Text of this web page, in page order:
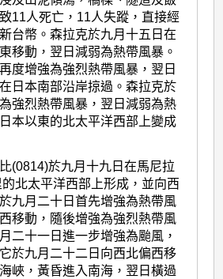
11人死亡，11人失蹤，直接經
台幣。森拉克於九月十五日在
移動，翌日減弱為熱帶風暴。
度增強為強烈熱帶風暴，翌日
日本南部沿岸掠過。森拉克於
強烈熱帶風暴，翌日減弱為熱
本以東的北太平洋西部上變成
(0814)於九月十九日在馬尼拉
北太平洋西部上形成，並向西
九月二十日首先增強為熱帶風
移動，隨後增強為強烈熱帶風
二十一日進一步增強為颱風，
於九月二十二日向西北偏西移
峽，黃昏進入南海，翌日橫過